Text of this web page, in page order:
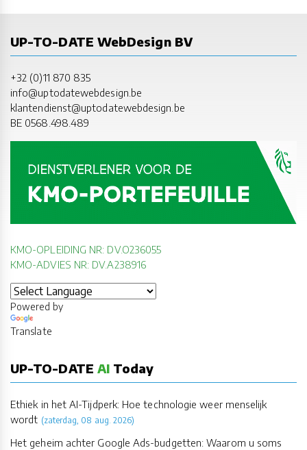
UP-TO-DATE WebDesign BV
+32 (0)11 870 835
info@uptodatewebdesign.be
klantendienst@uptodatewebdesign.be
BE 0568.498.489
KMO-OPLEIDING NR: DV.O236055
KMO-ADVIES NR: DV.A238916
Powered by
Translate
UP-TO-DATE AI Today
Ethiek in het AI-Tijdperk: Hoe technologie weer menselijk
wordt (zaterdag, 08 aug. 2026)
Het geheim achter Google Ads-budgetten: Waarom u soms